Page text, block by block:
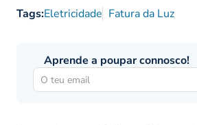
Tags:Eletricidade Fatura da Luz
Aprende a poupar connosco!